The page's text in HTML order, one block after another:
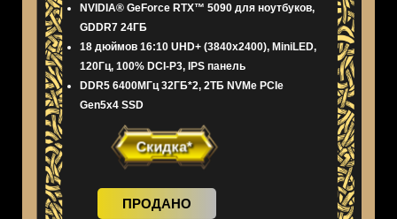
NVIDIA® GeForce RTX™ 5090 для ноутбуков,
GDDR7 24ГБ
18 дюймов 16:10 UHD+ (3840x2400), MiniLED,
120Гц, 100% DCI-P3, IPS панель
DDR5 6400МГц 32ГБ*2, 2ТБ NVMe PCIe
Gen5x4 SSD
Скидка*
ПРОДАНО